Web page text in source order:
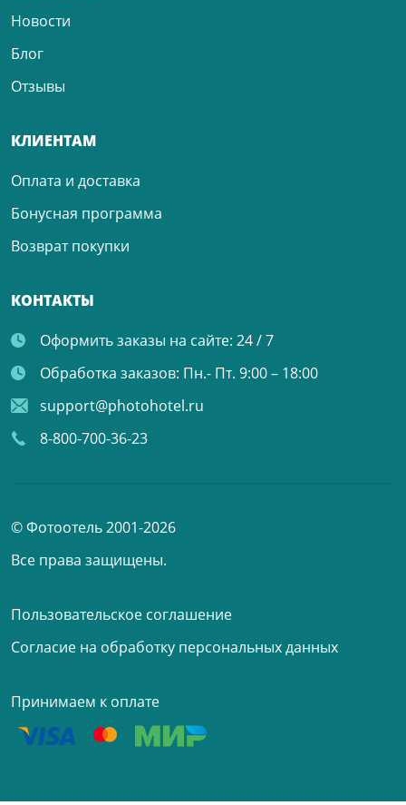
Новости
Блог
Отзывы
КЛИЕНТАМ
Оплата и доставка
Бонусная программа
Возврат покупки
КОНТАКТЫ
Оформить заказы на сайте: 24 / 7
Обработка заказов: Пн.- Пт. 9:00 – 18:00
support@photohotel.ru
8-800-700-36-23
© Фотоотель 2001-2026
Все права защищены.
Пользовательское соглашение
Согласие на обработку персональных данных
Принимаем к оплате